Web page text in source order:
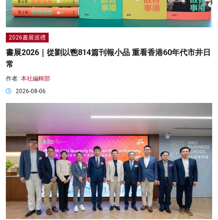
2026書展巡禮
書展2026｜從劉以鬯814篇刊報小品 重看香港60年代市井日
常
作者: 本社編輯部
2026-08-06